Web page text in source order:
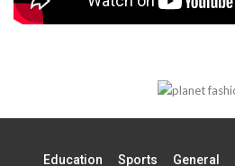
Education Sports General